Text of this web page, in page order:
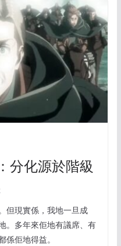
分化源於階級
但現實係，我地一旦成
。多年來佢地有議席、有
佢地得益。